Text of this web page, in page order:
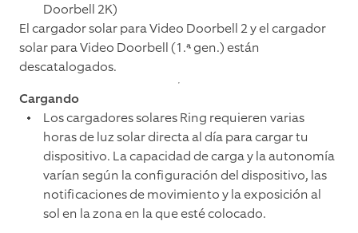
Doorbell 2K)
El cargador solar para Video Doorbell 2 y el cargador
solar para Video Doorbell (1.ª gen.) están
descatalogados.
Cargando
Los cargadores solares Ring requieren varias
horas de luz solar directa al día para cargar tu
dispositivo. La capacidad de carga y la autonomía
varían según la configuración del dispositivo, las
notificaciones de movimiento y la exposición al
sol en la zona en la que esté colocado.